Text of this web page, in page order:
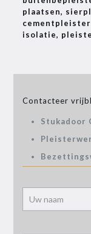
plaatsen,
isolatie,
Contacteer
Stukadoor